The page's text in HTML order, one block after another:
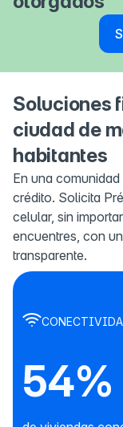
Soluciones
ciudad de
habitantes
En una
crédito. Solicita
celular, sin
encuentres, con
transparente.
54%